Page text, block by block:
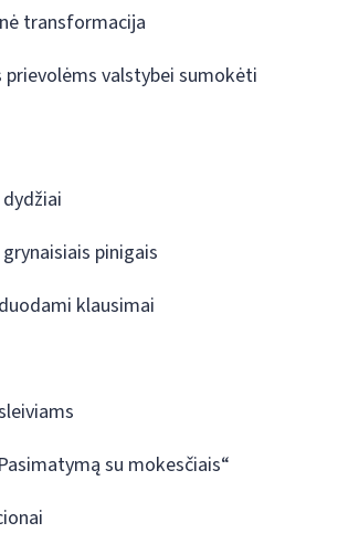
transformacija
prievolėms valstybei sumokėti
pinigais
klausimai
su mokesčiais“